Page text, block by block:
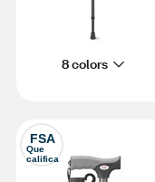
8 colors
FSA
Que
califica